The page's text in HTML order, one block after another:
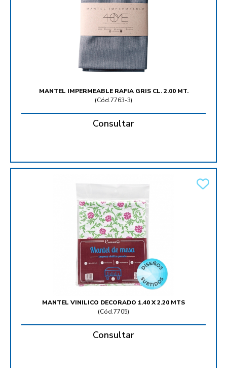
MANTEL IMPERMEABLE RAFIA GRIS CL. 2.00 MT.
(Cód.7763-3)
Consultar
MANTEL VINILICO DECORADO 1.40 X 2.20 MTS
(Cód.7705)
Consultar